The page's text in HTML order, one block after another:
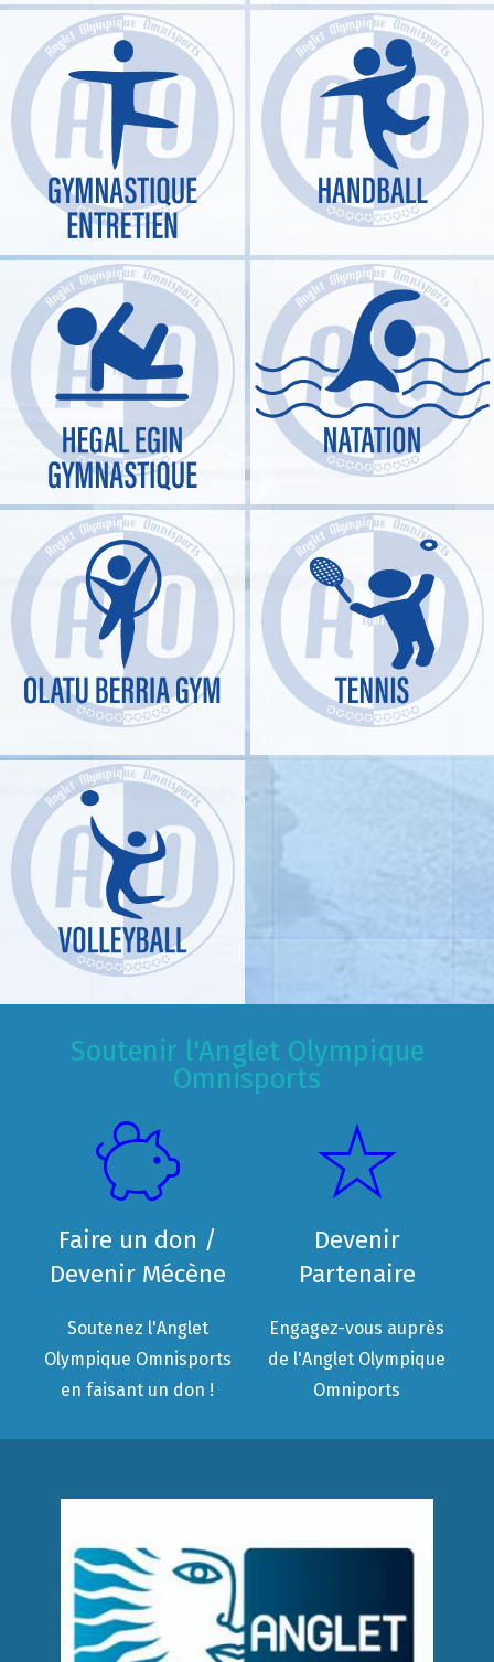
Soutenir l'Anglet Olympique
Omnisports
Faire un don /
Devenir Mécène
Soutenez l'Anglet
Olympique Omnisports
en faisant un don !
Devenir
Partenaire
Engagez-vous auprès
de l'Anglet Olympique
Omniports